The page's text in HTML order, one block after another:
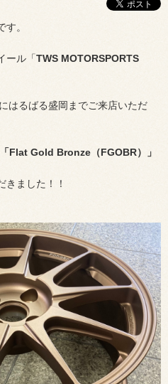
。
ール「TWS MOTORSPORTS
はるばる盛岡までご来店いただ
Flat Gold Bronze（FGOBR）」
きました！！